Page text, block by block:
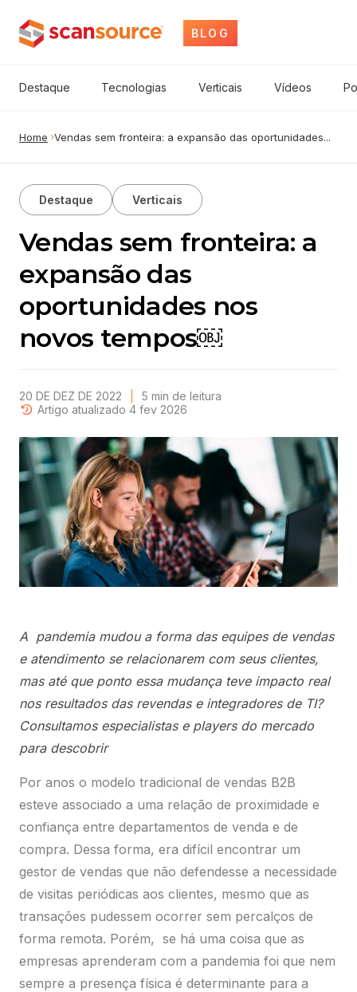
BLOG
Destaque Tecnologias Verticais Vídeos
Home Vendas sem fronteira: a expansão das oportunidades...
Destaque Verticais
Vendas sem fronteira: a
expansão das
oportunidades nos
novos tempos￼
20 DE DEZ DE 2022 5 min de leitura
Artigo atualizado 4 fev 2026
A pandemia mudou a forma das equipes de vendas
e atendimento se relacionarem com seus clientes,
mas até que ponto essa mudança teve impacto real
nos resultados das revendas e integradores de TI?
Consultamos especialistas e players do mercado
para descobrir
Por anos o modelo tradicional de vendas B2B
esteve associado a uma relação de proximidade e
confiança entre departamentos de venda e de
compra. Dessa forma, era difícil encontrar um
gestor de vendas que não defendesse a necessidade
de visitas periódicas aos clientes, mesmo que as
transações pudessem ocorrer sem percalços de
forma remota. Porém, se há uma coisa que as
empresas aprenderam com a pandemia foi que nem
sempre a presença física é determinante para a